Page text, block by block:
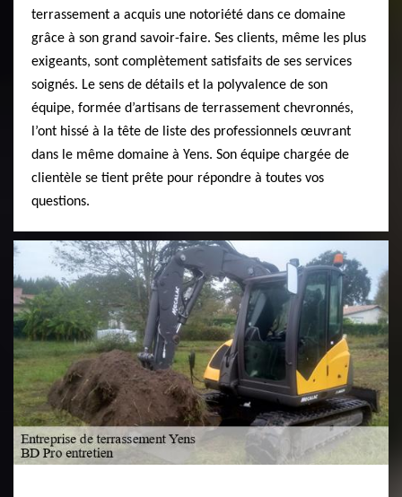
terrassement a acquis une notoriété dans ce domaine
grâce à son grand savoir-faire. Ses clients, même les plus
exigeants, sont complètement satisfaits de ses services
soignés. Le sens de détails et la polyvalence de son
équipe, formée d’artisans de terrassement chevronnés,
l’ont hissé à la tête de liste des professionnels œuvrant
dans le même domaine à Yens. Son équipe chargée de
clientèle se tient prête pour répondre à toutes vos
questions.